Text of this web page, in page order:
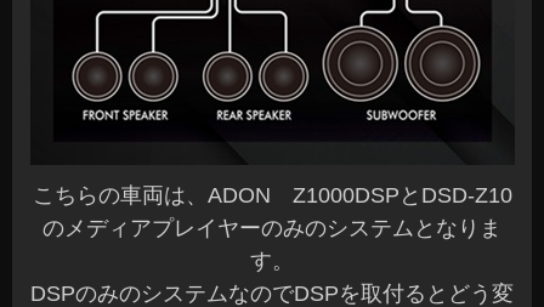
こちらの車両は、ADON Z1000DSPとDSD-Z10
のメディアプレイヤーのみのシステムとなりま
す。
DSPのみのシステムなのでDSPを取付るとどう変